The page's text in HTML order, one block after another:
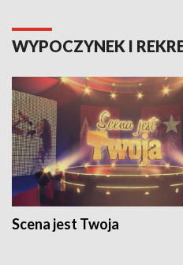
WYPOCZYNEK I
Scena jest Twoja